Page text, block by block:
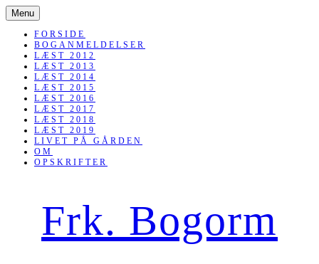
Menu SKIP
TO
CONTENT
FORSIDE
BOGANMELDELSER
LÆST 2012
LÆST 2013
LÆST 2014
LÆST 2015
LÆST 2016
LÆST 2017
LÆST 2018
LÆST 2019
LIVET PÅ GÅRDEN
OM
OPSKRIFTER
Frk. Bogorm